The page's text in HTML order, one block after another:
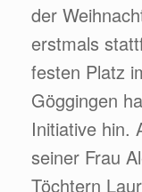
der
erstmals
festen Platz
Göggingen
Initiative hin.
seiner Frau
Töchtern